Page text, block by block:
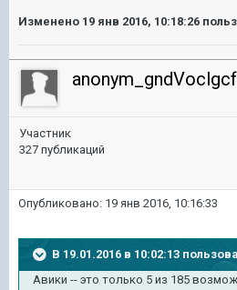
Изменено 19 янв 2016, 10:18:26
Участник
327 публикаций
Опубликовано: 19 янв 2016, 10:16:33
В 19.01.2016 в 10:02:13
Авики -- это только 5 из 185